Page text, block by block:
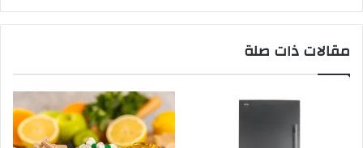
مقالات ذات صلة